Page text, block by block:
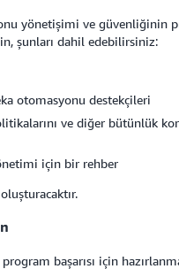
yönetişimi ve güvenliğinin
şunları dahil edebilirsiniz:
otomasyonu destekçileri
ve diğer bütünlük
için bir rehber
başarısı için